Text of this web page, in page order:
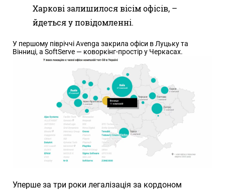
Харкові залишилося вісім офісів, –
йдеться у повідомленні.
У першому півріччі Avenga закрила офіси в Луцьку та
Вінниці, а SoftServe — коворкінг-простір у Черкасах.
Уперше за три роки легалізація за кордоном